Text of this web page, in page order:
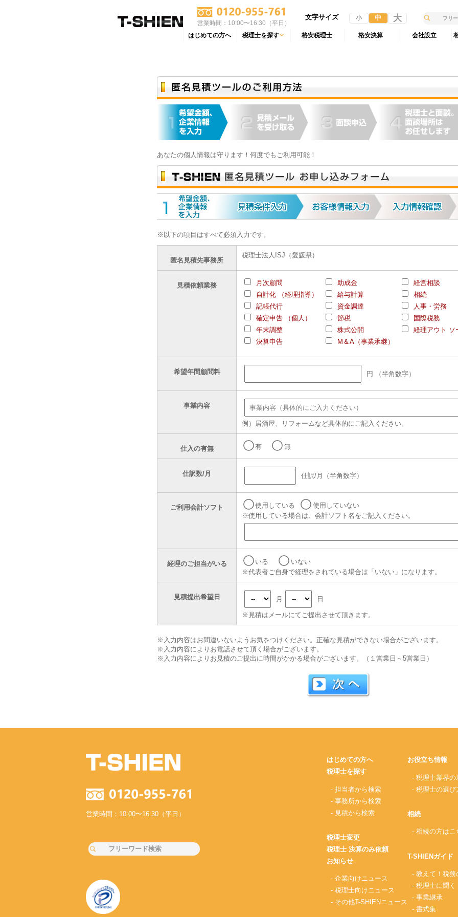
営業時間：10:00〜16:30（平日）
文字サイズ 小 中 大
はじめての方へ 税理士を探す 格安税理士 格安決算 会社設立
あなたの個人情報は守ります！何度でもご利用可能！
※以下の項目はすべて必須入力です。
匿名見積先事務所
税理士法人ISJ（愛媛県）
見積依頼業務
月次顧問
自計化 （経理指導）
記帳代行
確定申告 （個人）
年末調整
決算申告
助成金
給与計算
資金調達
節税
株式公開
M＆A（事業承継）
経営相談
相続
人事・労務
国際税務
経理アウト ソ
希望年間顧問料 円 （半角数字）
事業内容
例）居酒屋、リフォームなど具体的にご記入ください。
仕入の有無 有 無
仕訳数/月 仕訳/月（半角数字）
ご利用会計ソフト 使用している
使用していない
※使用している場合は、会計ソフト名をご記入ください。
経理のご担当がいる いる
いない
※代表者ご自身で経理をされている場合は「いない」になります。
見積提出希望日 月 日
※見積はメールにてご提出させて頂きます。
※入力内容はお間違いないようお気をつけください。正確な見積ができない場合がございます。
※入力内容によりお電話させて頂く場合がございます。
※入力内容によりお見積のご提出に時間がかかる場合がございます。（１営業日～5営業日）
営業時間：10:00〜16:30（平日）
はじめての方へ
税理士を探す
- 担当者から検索
- 事務所から検索
- 見積から検索
税理士変更
税理士 決算のみ依頼
お知らせ
- 企業向けニュース
- 税理士向けニュース
- その他T-SHIENニュース
お役立ち情報
- 税理士業界の
- 税理士の選び
相続
- 相続の方はこ
T-SHIENガイド
- 教えて！税務
- 税理士に聞く
- 事業継承
- 書式集